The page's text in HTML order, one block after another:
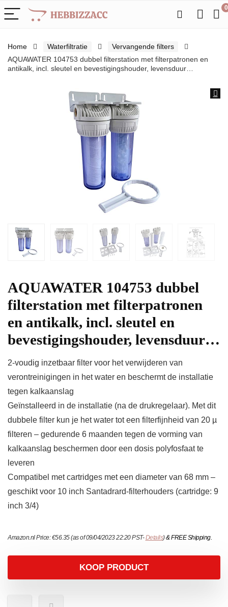
0
Home Waterfiltratie
Vervangende filters
AQUAWATER 104753 dubbel filterstation met filterpatronen en
antikalk, incl. sleutel en bevestigingshouder, levensduur…
AQUAWATER 104753 dubbel
filterstation met filterpatronen
en antikalk, incl. sleutel en
bevestigingshouder, levensduur…
2-voudig inzetbaar filter voor het verwijderen van
verontreinigingen in het water en beschermt de installatie
tegen kalkaanslag
Geïnstalleerd in de installatie (na de drukregelaar). Met dit
dubbele filter kun je het water tot een filterfijnheid van 20 µ
filteren – gedurende 6 maanden tegen de vorming van
kalkaanslag beschermen door een dosis polyfosfaat te
leveren
Compatibel met cartridges met een diameter van 68 mm –
geschikt voor 10 inch Santadrard-filterhouders (cartridge: 9
inch 3/4)
Amazon.nl Price:€56.35(as of 09/04/2023 22:20 PST-Details)&FREE Shipping.
KOOP PRODUCT